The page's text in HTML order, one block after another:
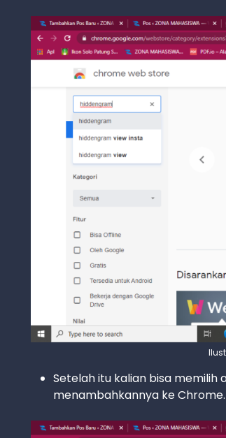
Setelah itu kalian bisa memilih
menambahkannya ke Chrome.